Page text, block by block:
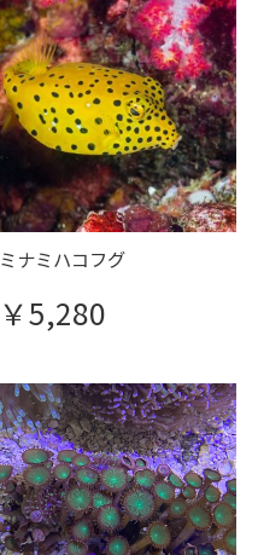
ミナミハコフグ
￥5,280